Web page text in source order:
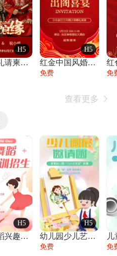
H5
轻奢婚礼请柬婚礼邀请函结婚照请帖
H5
红金中国风婚礼请柬出阁喜宴嫁女请帖出阁宴
免费 免
查看更多 
H5
少儿舞蹈兴趣班艺术培训学校招生宣传
H5
幼儿园少儿艺术展览绘画展摄影作品展美术展
免费 免